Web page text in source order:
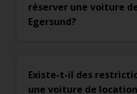
réserver une voiture
Egersund?
Existe-t-il des
une voiture de